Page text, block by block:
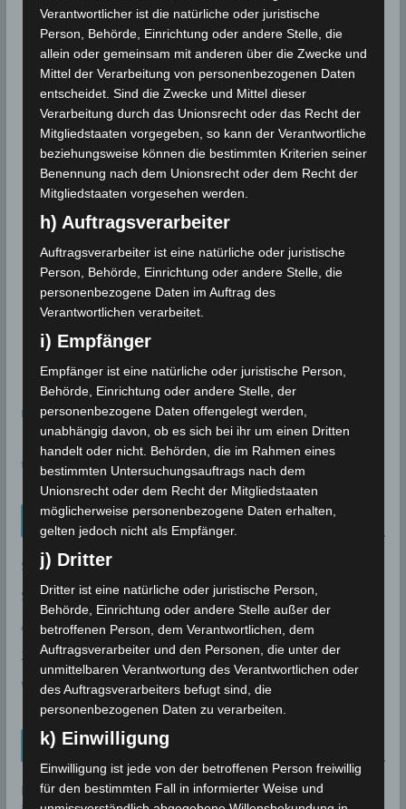
meteoblue
time.is - Sonnenzeiten
Neueinträge Glossar
Sommer 2003
Sturmflut
AE
24P/Schaumasse
Wolfsmond
Tunesien News
Bau des Staudammes Raghai in Jendouba: Baustelle
Verantwortlicher ist die natürliche oder juristische
Person, Behörde, Einrichtung oder andere Stelle, die
allein oder gemeinsam mit anderen über die Zwecke und
Mittel der Verarbeitung von personenbezogenen Daten
entscheidet. Sind die Zwecke und Mittel dieser
Verarbeitung durch das Unionsrecht oder das Recht der
Mitgliedstaaten vorgegeben, so kann der Verantwortliche
beziehungsweise können die bestimmten Kriterien seiner
Benennung nach dem Unionsrecht oder dem Recht der
Mitgliedstaaten vorgesehen werden.
h) Auftragsverarbeiter
Auftragsverarbeiter ist eine natürliche oder juristische
Person, Behörde, Einrichtung oder andere Stelle, die
personenbezogene Daten im Auftrag des
Verantwortlichen verarbeitet.
i) Empfänger
Empfänger ist eine natürliche oder juristische Person,
Behörde, Einrichtung oder andere Stelle, der
personenbezogene Daten offengelegt werden,
unabhängig davon, ob es sich bei ihr um einen Dritten
handelt oder nicht. Behörden, die im Rahmen eines
bestimmten Untersuchungsauftrags nach dem
Unionsrecht oder dem Recht der Mitgliedstaaten
möglicherweise personenbezogene Daten erhalten,
gelten jedoch nicht als Empfänger.
j) Dritter
Dritter ist eine natürliche oder juristische Person,
Behörde, Einrichtung oder andere Stelle außer der
betroffenen Person, dem Verantwortlichen, dem
Auftragsverarbeiter und den Personen, die unter der
unmittelbaren Verantwortung des Verantwortlichen oder
des Auftragsverarbeiters befugt sind, die
personenbezogenen Daten zu verarbeiten.
k) Einwilligung
Einwilligung ist jede von der betroffenen Person freiwillig
für den bestimmten Fall in informierter Weise und